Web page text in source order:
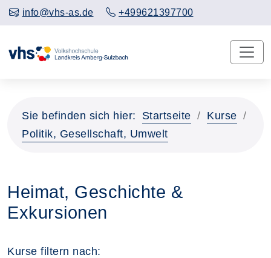
info@vhs-as.de +499621397700
Sie befinden sich hier: Startseite
Kurse
Politik, Gesellschaft, Umwelt
Heimat, Geschichte &
Exkursionen
Kurse filtern nach: